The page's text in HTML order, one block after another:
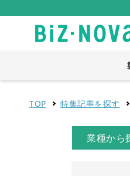
TOP 特集記事を探す
業種から